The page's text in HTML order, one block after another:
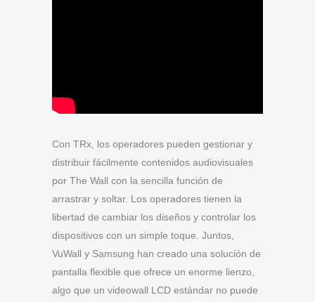
Con TRx, los operadores pueden gestionar y
distribuir fácilmente contenidos audiovisuales
por The Wall con la sencilla función de
arrastrar y soltar. Los operadores tienen la
libertad de cambiar los diseños y controlar los
dispositivos con un simple toque. Juntos,
VuWall y Samsung han creado una solución de
pantalla flexible que ofrece un enorme lienzo,
algo que un videowall LCD estándar no puede